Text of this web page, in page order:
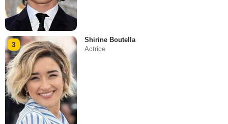
3
Shirine Boutella
Actrice